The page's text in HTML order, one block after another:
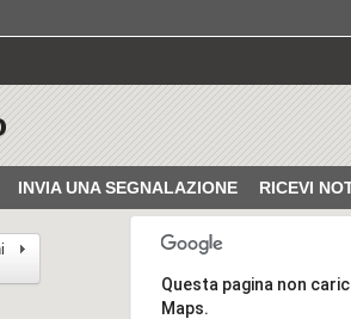
INVIA UNA SEGNALAZIONE RICEVI
Questa pagina non
Maps.